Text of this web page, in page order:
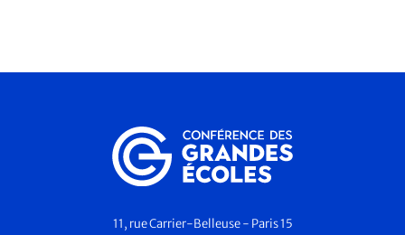
11, rue Carrier-Belleuse - Paris 15